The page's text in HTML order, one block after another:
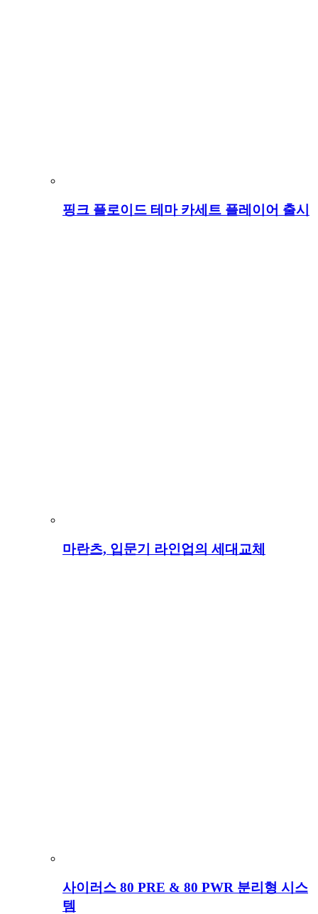
핑크 플로이드 테마 카세트 플레이어 출시
마란츠, 입문기 라인업의 세대교체
사이러스 80 PRE & 80 PWR 분리형 시스
템